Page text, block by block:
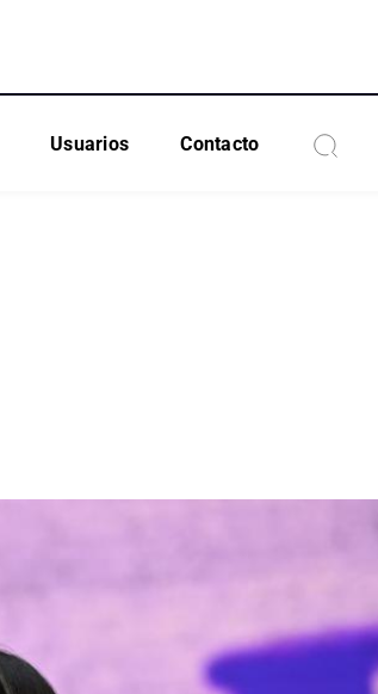
Usuarios Contacto